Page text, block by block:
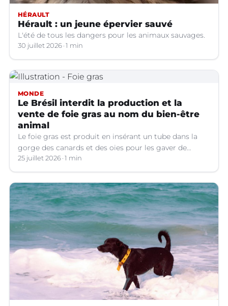
HÉRAULT
Hérault : un jeune épervier sauvé
L'été de tous les dangers pour les animaux sauvages.
30 juillet 2026 1 min
MONDE
Le Brésil interdit la production et la
vente de foie gras au nom du bien-être
animal
Le foie gras est produit en insérant un tube dans la
gorge des canards et des oies pour les gaver de
grandes quantités de nourriture, ce qui provoque une
hypertrophie rapide du foie, organe dont on tire le
produit.
25 juillet 2026 1 min